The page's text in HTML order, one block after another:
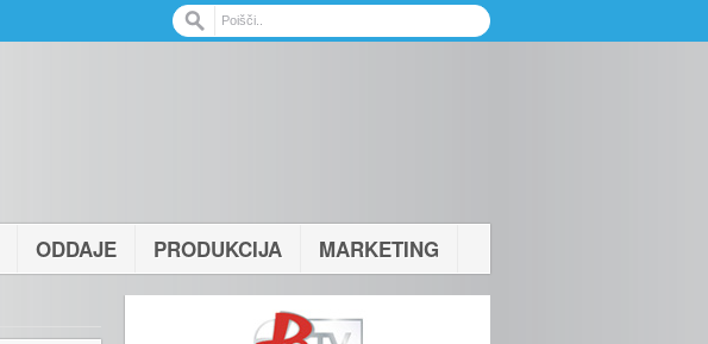
ODDAJE PRODUKCIJA MARKETING